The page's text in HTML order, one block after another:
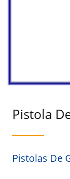
Pistola
Pistolas De